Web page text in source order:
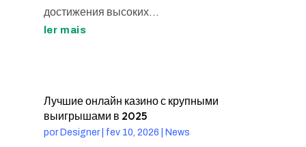
достижения высоких...
ler mais
Лучшие онлайн казино с крупными
выигрышами в 2025
por Designer| fev 10, 2026 News